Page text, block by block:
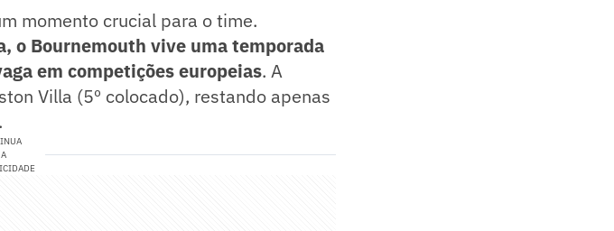
momento crucial para o time.
o Bournemouth vive uma temporada
em competições europeias. A
Villa (5º colocado), restando apenas